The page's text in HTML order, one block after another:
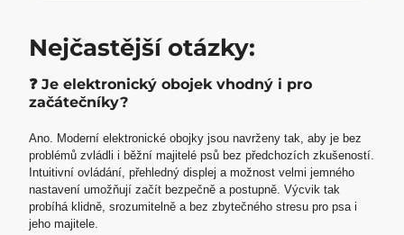
Nejčastější otázky:
❓ Je elektronický obojek vhodný i pro
začátečníky?
Ano. Moderní elektronické obojky jsou navrženy tak, aby je bez
problémů zvládli i běžní majitelé psů bez předchozích zkušeností.
Intuitivní ovládání, přehledný displej a možnost velmi jemného
nastavení umožňují začít bezpečně a postupně. Výcvik tak
probíhá klidně, srozumitelně a bez zbytečného stresu pro psa i
jeho majitele.